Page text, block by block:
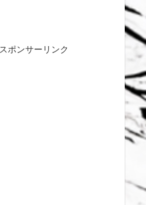
スポンサーリンク